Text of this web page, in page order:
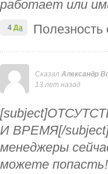
работает или
Полезность
4 Да
Сказал Александр
13 лет назад
И ВРЕМЯ[/
менеджеры
можете попасть!